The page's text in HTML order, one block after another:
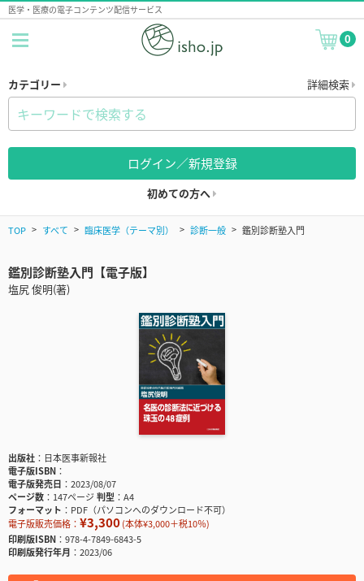
医学・医療の電子コンテンツ配信サービス
0
カテゴリー 詳細検索
ログイン／新規登録
初めての方へ
TOP すべて 臨床医学（テーマ別） 診断一般 鑑別診断塾入門
鑑別診断塾入門【電子版】
塩尻 俊明(著)
出版社
日本医事新報社
電子版ISBN
電子版発売日
2023/08/07
ページ数
147ページ判型
A4
フォーマット
PDF（パソコンへのダウンロード不可）
電子版販売価格： ¥3,300(本体¥3,000＋税10％)
印刷版ISBN
978-4-7849-6843-5
印刷版発行年月
2023/06